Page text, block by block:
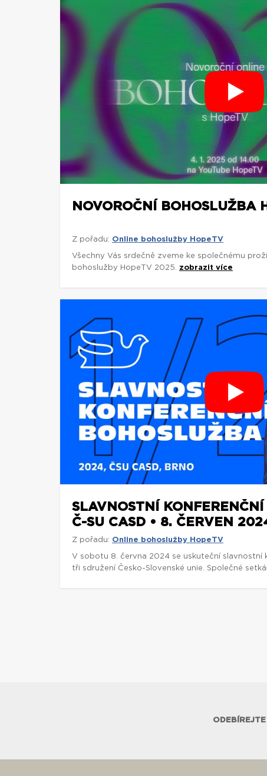
NOVOROČNÍ BOHOSLUŽBA
Z pořadu: Online bohoslužby HopeTV
Všechny Vás srdečně zveme ke společnému
bohoslužby HopeTV 2025. zobrazit více
SLAVNOSTNÍ
Č-SU CASD • 8. ČERVEN
Z pořadu: Online bohoslužby HopeTV
V sobotu 8. června 2024 se uskuteční slavnostní
tři sdružení Česko-Slovenské unie. Společné
ODEBÍREJTE